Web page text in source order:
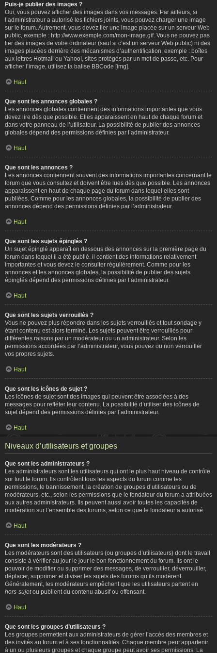
Puis-je publier des images ?
Oui, vous pouvez afficher des images dans vos messages. Par ailleurs, si
l’administrateur a autorisé les fichiers joints, vous pouvez charger une image
sur le forum. Autrement, vous devez lier une image placée sur un serveur Web
public, exemple : http://www.exemple.com/mon-image.gif. Vous ne pouvez pas
lier des images de votre ordinateur (sauf si c’est un serveur Web public) ni des
images placées derrière des mécanismes d’authentification, exemple : boîtes
aux lettres Hotmail ou Yahoo!, sites protégés par un mot de passe, etc. Pour
afficher l’image, utilisez la balise BBCode [img].
Haut
Que sont les annonces globales ?
Les annonces globales contiennent des informations importantes que vous
devez lire dès que possible. Elles apparaissent en haut de chaque forum et
dans votre panneau de l’utilisateur. La possibilité de publier des annonces
globales dépend des permissions définies par l’administrateur.
Haut
Que sont les annonces ?
Les annonces contiennent souvent des informations importantes concernant le
forum que vous consultez et doivent être lues dès que possible. Les annonces
apparaissent en haut de chaque page du forum dans lequel elles sont
publiées. Comme pour les annonces globales, la possibilité de publier des
annonces dépend des permissions définies par l’administrateur.
Haut
Que sont les sujets épinglés ?
Un sujet épinglé apparaît en dessous des annonces sur la première page du
forum dans lequel il a été publié. il contient des informations relativement
importantes et vous devez le consulter régulièrement. Comme pour les
annonces et les annonces globales, la possibilité de publier des sujets
épinglés dépend des permissions définies par l’administrateur.
Haut
Que sont les sujets verrouillés ?
Vous ne pouvez plus répondre dans les sujets verrouillés et tout sondage y
étant contenu est alors terminé. Les sujets peuvent être verrouillés pour
différentes raisons par un modérateur ou un administrateur. Selon les
permissions accordées par l’administrateur, vous pouvez ou non verrouiller
vos propres sujets.
Haut
Que sont les icônes de sujet ?
Les icônes de sujet sont des images qui peuvent être associées à des
messages pour refléter leur contenu. La possibilité d’utiliser des icônes de
sujet dépend des permissions définies par l’administrateur.
Haut
Niveaux d’utilisateurs et groupes
Que sont les administrateurs ?
Les administrateurs sont les utilisateurs qui ont le plus haut niveau de contrôle
sur tout le forum. Ils contrôlent tous les aspects du forum comme les
permissions, le bannissement, la création de groupes d’utilisateurs ou de
modérateurs, etc., selon les permissions que le fondateur du forum a attribuées
aux autres administrateurs. Ils peuvent aussi avoir toutes les capacités de
modération sur l’ensemble des forums, selon ce que le fondateur a autorisé.
Haut
Que sont les modérateurs ?
Les modérateurs sont des utilisateurs (ou groupes d’utilisateurs) dont le travail
consiste à vérifier au jour le jour le bon fonctionnement du forum. Ils ont le
pouvoir de modifier ou supprimer des messages, de verrouiller, déverrouiller,
déplacer, supprimer et diviser les sujets des forums qu’ils modèrent.
Généralement, les modérateurs empêchent que les utilisateurs partent en
hors-sujetou publient du contenu abusif ou offensant.
Haut
Que sont les groupes d’utilisateurs ?
Les groupes permettent aux administrateurs de gérer l’accès des membres et
des invités au forum et à ses fonctionnalités. Chaque membre peut appartenir
à un ou plusieurs groupes et chaque groupe peut avoir ses permissions. La